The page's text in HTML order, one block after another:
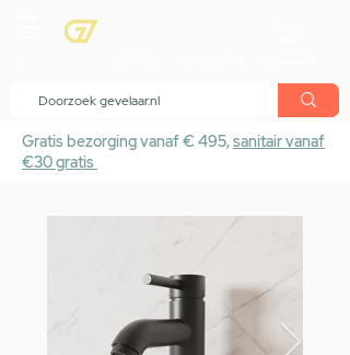
Gratis bezorging vanaf € 495,sanitair vanaf
€30 gratis